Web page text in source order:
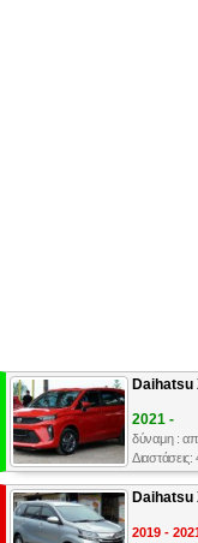
Daihatsu
2021 -
δύναμη :
Daihatsu
2019 -